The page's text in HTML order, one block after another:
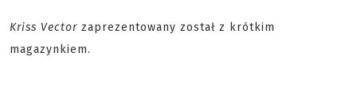
Kriss Vector zaprezentowany został z krótkim
magazynkiem.